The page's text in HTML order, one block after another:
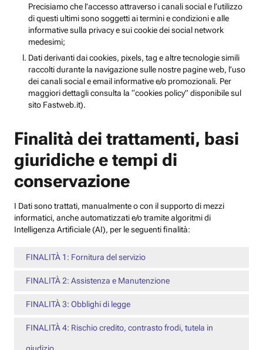
Precisiamo che l’accesso attraverso i canali social e l’utilizzo
di questi ultimi sono soggetti ai termini e condizioni e alle
informative sulla privacy e sui cookie dei social network
medesimi;
Dati derivanti dai cookies, pixels, tag e altre tecnologie simili
raccolti durante la navigazione sulle nostre pagine web, l’uso
dei canali social e email informative e/o promozionali. Per
maggiori dettagli consulta la “cookies policy” disponibile sul
sito Fastweb.it).
Finalità dei trattamenti, basi
giuridiche e tempi di
conservazione
I Dati sono trattati, manualmente o con il supporto di mezzi
informatici, anche automatizzati e/o tramite algoritmi di
Intelligenza Artificiale (AI), per le seguenti finalità:
FINALITÀ 1: Fornitura del servizio
FINALITÀ 2: Assistenza e Manutenzione
FINALITÀ 3: Obblighi di legge
FINALITÀ 4: Rischio credito, contrasto frodi, tutela in